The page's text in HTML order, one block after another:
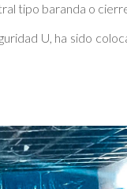
tipo baranda o
U, ha sido